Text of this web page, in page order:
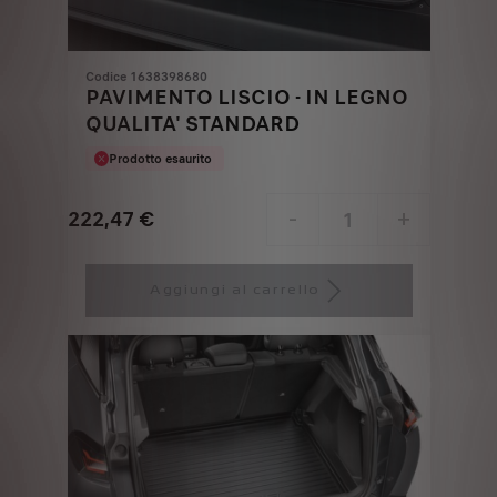
Codice 1638398680
PAVIMENTO LISCIO - IN LEGNO
QUALITA' STANDARD
Prodotto esaurito
222,47 €
€
- +
1